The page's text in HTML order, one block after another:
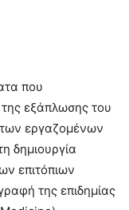
που
εξάπλωσης του
εργαζομένων
δημιουργία
επιτόπιων
της επιδημίας